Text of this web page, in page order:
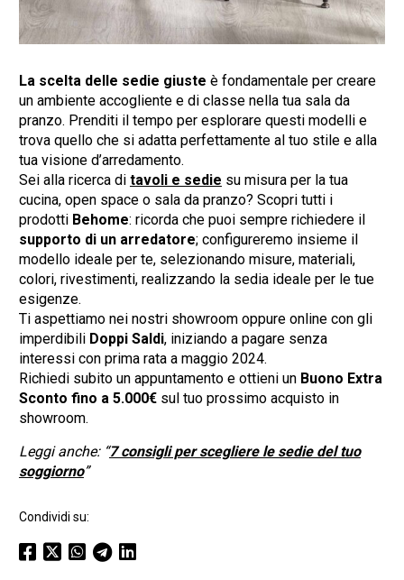
La scelta delle sedie giuste è fondamentale per creare
un ambiente accogliente e di classe nella tua sala da
pranzo. Prenditi il tempo per esplorare questi modelli e
trova quello che si adatta perfettamente al tuo stile e alla
tua visione d’arredamento.
Sei alla ricerca di tavoli e sedie su misura per la tua
cucina, open space o sala da pranzo? Scopri tutti i
prodotti Behome: ricorda che puoi sempre richiedere il
supporto di un arredatore; configureremo insieme il
modello ideale per te, selezionando misure, materiali,
colori, rivestimenti, realizzando la sedia ideale per le tue
esigenze.
Ti aspettiamo nei nostri showroom oppure online con gli
imperdibili Doppi Saldi, iniziando a pagare senza
interessi con prima rata a maggio 2024.
Richiedi subito un appuntamento e ottieni un Buono Extra
Sconto fino a 5.000€sul tuo prossimo acquisto in
showroom.
Leggi anche: “7 consigli per scegliere le sedie del tuo
soggiorno”
Condividi su: